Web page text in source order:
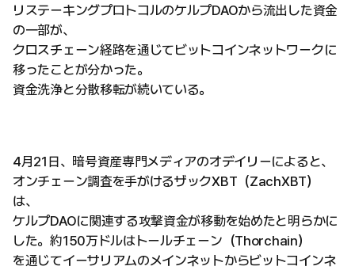
リステーキングプロトコルのケルプDAOから流出した資金
の一部が、
クロスチェーン経路を通じてビットコインネットワークに
移ったことが分かった。
資金洗浄と分散移転が続いている。
4月21日、暗号資産専門メディアのオデイリーによると、
オンチェーン調査を手がけるザックXBT（ZachXBT）
は、
ケルプDAOに関連する攻撃資金が移動を始めたと明らかに
した。約150万ドルはトールチェーン（Thorchain）
を通じてイーサリアムのメインネットからビットコインネ